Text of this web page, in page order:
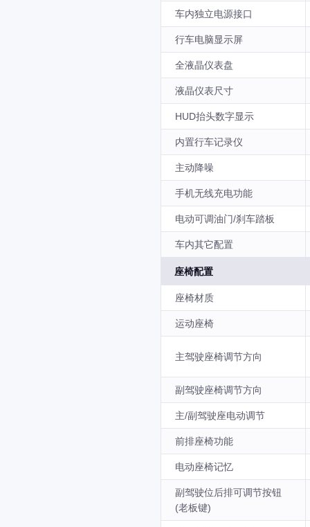
车内独立电源接口
行车电脑显示屏
全液晶仪表盘
液晶仪表尺寸
HUD抬头数字显示
内置行车记录仪
主动降噪
手机无线充电功能
电动可调油门/刹车踏板
车内其它配置
座椅配置
座椅材质
运动座椅
主驾驶座椅调节方向
副驾驶座椅调节方向
主/副驾驶座电动调节
前排座椅功能
电动座椅记忆
副驾驶位后排可调节按钮
(老板键)